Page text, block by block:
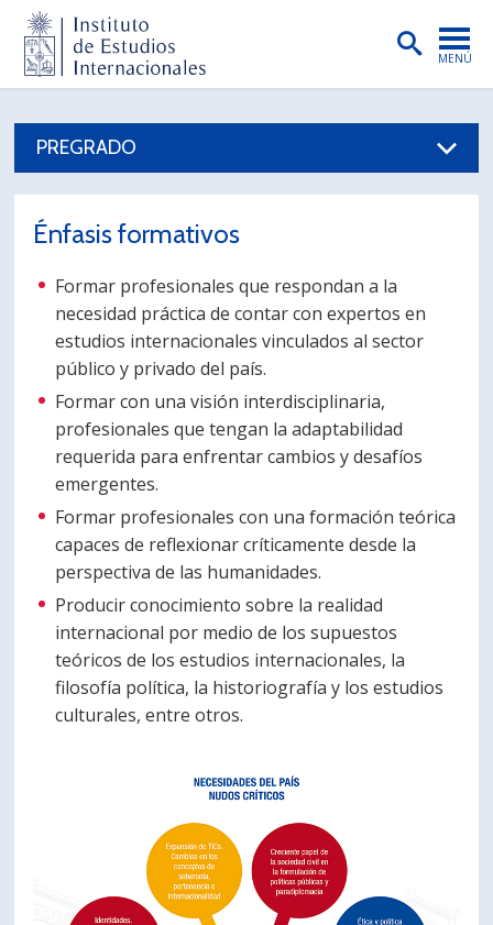
MENÚ
POSTGRADO
INVESTIGACIÓN
EXTENSIÓN
PUBLICACIONES
BIBLIOTECA
PORTUGUÊS
Postulantes
Estudiantes Egresados
PREGRADO
Énfasis formativos
Formar profesionales que respondan a la
necesidad práctica de contar con expertos en
estudios internacionales vinculados al sector
público y privado del país.
Formar con una visión interdisciplinaria,
profesionales que tengan la adaptabilidad
requerida para enfrentar cambios y desafíos
emergentes.
Formar profesionales con una formación teórica
capaces de reflexionar críticamente desde la
perspectiva de las humanidades.
Producir conocimiento sobre la realidad
internacional por medio de los supuestos
teóricos de los estudios internacionales, la
filosofía política, la historiografía y los estudios
culturales, entre otros.